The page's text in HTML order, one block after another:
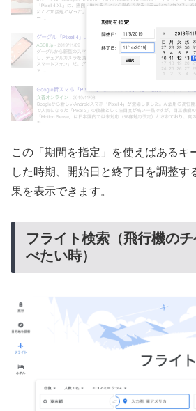
この「期間を指定」を使えばあるキ
した時期、開始日と終了日を調整す
果を表示できます。
フライト検索（飛行機の
べたい時）